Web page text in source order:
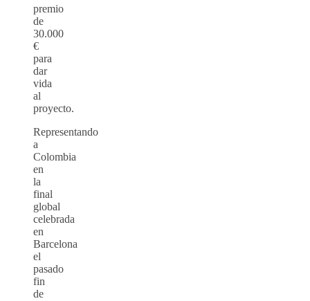
premio
de
30.000
€
para
dar
vida
al
proyecto.
Representando
a
Colombia
en
la
final
global
celebrada
en
Barcelona
el
pasado
fin
de